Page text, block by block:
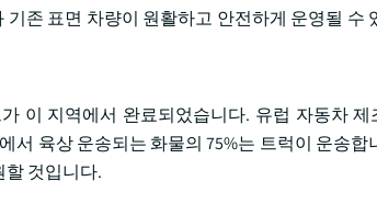
존 표면 차량이 원활하고 안전하게 운영될 수
이 지역에서 완료되었습니다. 유럽 자동차 제
서 육상 운송되는 화물의 75%는 트럭이 운송합
할 것입니다.